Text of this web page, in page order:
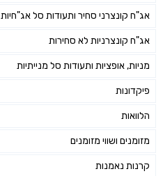
אג"ח קונצרני סחיר ותעודות סל אג"חיות
אג"ח קונצרניות לא סחירות
מניות, אופציות ותעודות סל מנייתיות
פיקדונות
הלוואות
מזומנים ושווי מזומנים
קרנות נאמנות